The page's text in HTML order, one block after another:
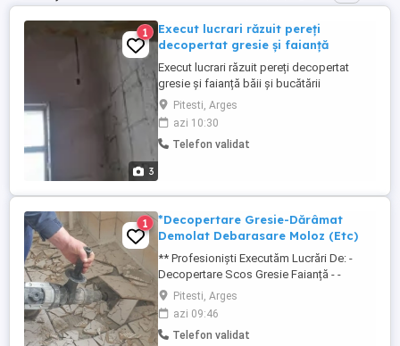
3
1
Execut lucrari răzuit pereți
decopertat gresie și faianță
Execut lucrari răzuit pereți decopertat
gresie și faianță băii și bucătării
decopertat parchet laminat și masiv
posibilitatea ridicat moloz rog seriozitate
marius
Pitesti, Arges
azi 10:30
Telefon validat
1
*Decopertare Gresie-Dărâmat
Demolat Debarasare Moloz (Etc)
** Profesioniști Executăm Lucrări De: -
Decopertare Scos Gresie Faianță - -
Dărâmat Demolat Pereți. - Demolat Case-
Anexe-Hale Industriale. - Scos Uși- Tocuri
Uși- Dărâmat Debarale-Balcoane. - Râcâit-
Răzuit Pereți. - Scos Parchet. - Debarasare
Pitesti, Arges
azi 09:46
Telefon validat